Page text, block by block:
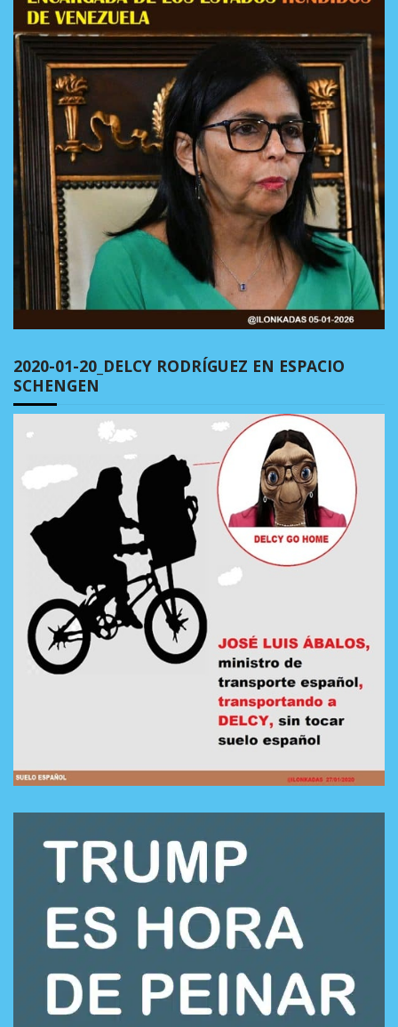
2020-01-20_DELCY RODRÍGUEZ EN ESPACIO
SCHENGEN